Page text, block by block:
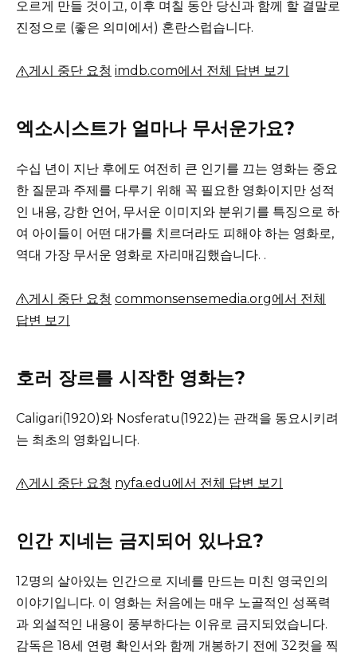
오르게 만들 것이고, 이후 며칠 동안 당신과 함께 할 결말로
진정으로 (좋은 의미에서) 혼란스럽습니다.
게시 중단 요청 imdb.com에서 전체 답변 보기
엑소시스트가 얼마나 무서운가요?
수십 년이 지난 후에도 여전히 큰 인기를 끄는 영화는 중요
한 질문과 주제를 다루기 위해 꼭 필요한 영화이지만 성적
인 내용, 강한 언어, 무서운 이미지와 분위기를 특징으로 하
여 아이들이 어떤 대가를 치르더라도 피해야 하는 영화로,
역대 가장 무서운 영화로 자리매김했습니다. .
게시 중단 요청 commonsensemedia.org에서 전체
답변 보기
호러 장르를 시작한 영화는?
Caligari(1920)와 Nosferatu(1922)는 관객을 동요시키려
는 최초의 영화입니다.
게시 중단 요청 nyfa.edu에서 전체 답변 보기
인간 지네는 금지되어 있나요?
12명의 살아있는 인간으로 지네를 만드는 미친 영국인의
이야기입니다. 이 영화는 처음에는 매우 노골적인 성폭력
과 외설적인 내용이 풍부하다는 이유로 금지되었습니다.
감독은 18세 연령 확인서와 함께 개봉하기 전에 32컷을 찍